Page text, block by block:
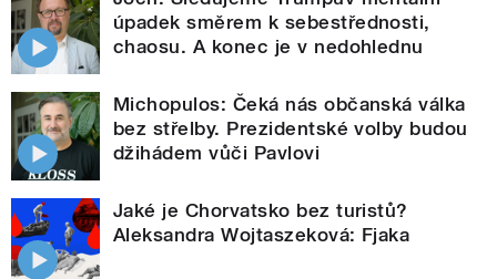
úpadek směrem k sebestřednosti,
chaosu. A konec je v nedohlednu
Michopulos: Čeká nás občanská válka
bez střelby. Prezidentské volby budou
džihádem vůči Pavlovi
Jaké je Chorvatsko bez turistů?
Aleksandra Wojtaszeková: Fjaka